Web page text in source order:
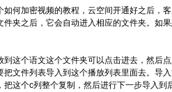
何加密视频的教程，云空间开通好之后，
夹之后，它会自动进入相应的文件夹。如
这个语文这个文件夹可以点击进去，然后
文件列表导入到这个播放列表里面去。导
这个c列整个复制，然后进行下一步导入到